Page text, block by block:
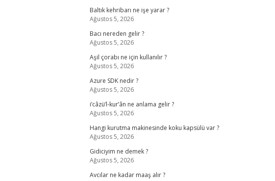
Baltık kehribarı ne işe yarar ?
Ağustos 5, 2026
Bacı nereden gelir ?
Ağustos 5, 2026
Aşil çorabı ne için kullanılır ?
Ağustos 5, 2026
Azure SDK nedir ?
Ağustos 5, 2026
i’câzü’l-kur’ân ne anlama gelir ?
Ağustos 5, 2026
Hangi kurutma makinesinde koku kapsülü var ?
Ağustos 5, 2026
Gidiciyim ne demek ?
Ağustos 5, 2026
Avcılar ne kadar maaş alır ?